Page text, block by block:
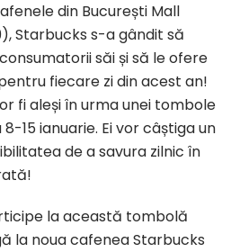
din București Mall
Starbucks s-a gândit să
săi și să le ofere
fiecare zi din acest an!
fi aleși în urma unei tombole
15 ianuarie. Ei vor câștiga un
de a savura zilnic în
la această tombolă
la noua cafenea Starbucks